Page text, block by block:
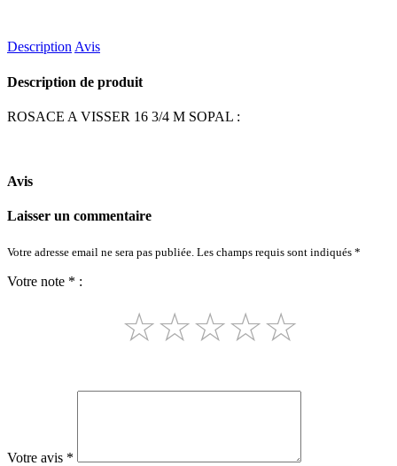
Description Avis
Description de produit
ROSACE A VISSER 16 3/4 M SOPAL :
Avis
Laisser un commentaire
Votre adresse email ne sera pas publiée. Les champs requis sont indiqués *
Votre note * :
☆
☆
☆
☆
☆
Votre avis *